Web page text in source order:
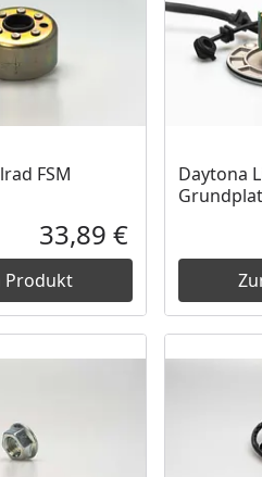
FSM
Aktueller Preis
33,89 €
Produkt
Daytona